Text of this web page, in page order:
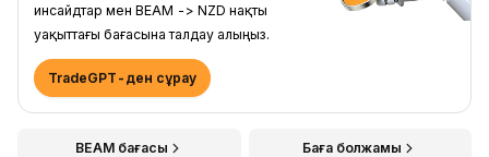
инсайдтар мен BEAM -> NZD нақты
уақыттағы бағасына талдау алыңыз.
TradeGPT-ден сұрау
BEAM бағасы Баға болжамы